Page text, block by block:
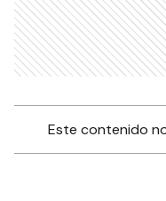
Este contenido